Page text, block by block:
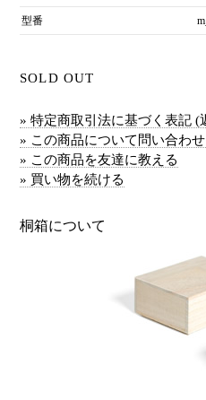
型番
SOLD OUT
» 特定商取引法に基づく表記 (
» この商品について問い合わ
» この商品を友達に教える
» 買い物を続ける
桐箱について